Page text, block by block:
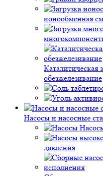
ионообменная
Каталитическая
обезжелезивание
Насосы и насосные
давления